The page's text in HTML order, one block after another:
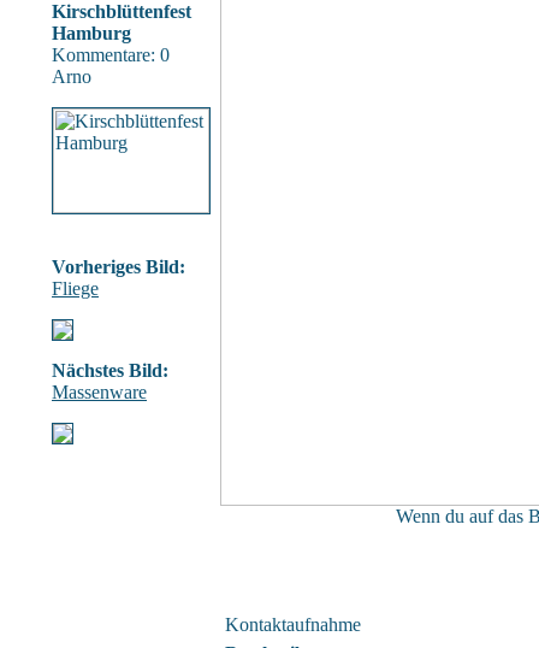
Kirschblüttenfest
Hamburg
Kommentare: 0
Arno
Vorheriges Bild:
Fliege
Nächstes Bild:
Massenware
Wenn du auf das
Kontaktaufnahme